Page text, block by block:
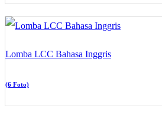
Lomba LCC Bahasa Inggris
(6 Foto)